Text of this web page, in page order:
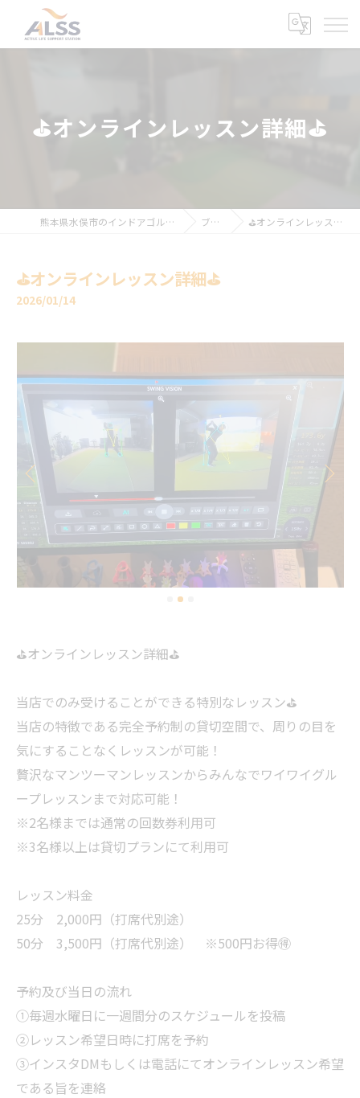
⛳️オンラインレッスン詳細⛳️
熊本県水俣市のインドアゴルフならALSS ブログ ⛳️オンラインレッスン詳細⛳️
⛳️オンラインレッスン詳細⛳️
2026/01/14
⛳️オンラインレッスン詳細⛳️
当店でのみ受けることができる特別なレッスン⛳️
当店の特徴である完全予約制の貸切空間で、周りの目を
気にすることなくレッスンが可能！
贅沢なマンツーマンレッスンからみんなでワイワイグル
ープレッスンまで対応可能！
※2名様までは通常の回数券利用可
※3名様以上は貸切プランにて利用可
レッスン料金
25分 2,000円（打席代別途）
50分 3,500円（打席代別途） ※500円お得🉐
予約及び当日の流れ
①毎週水曜日に一週間分のスケジュールを投稿
②レッスン希望日時に打席を予約
③インスタDMもしくは電話にてオンラインレッスン希望
である旨を連絡